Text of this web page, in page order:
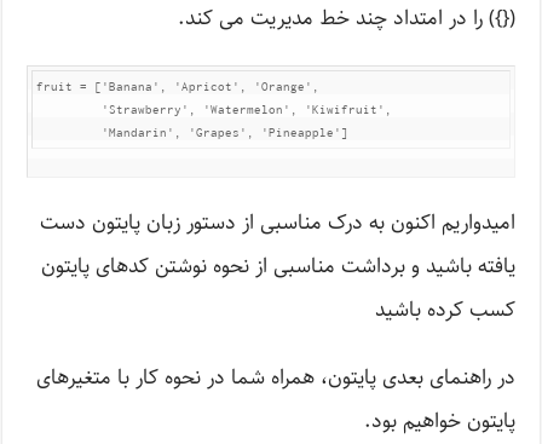
({}) را در امتداد چند خط مدیریت می کند.
fruit = ['Banana', 'Apricot', 'Orange',
         'Strawberry', 'Watermelon', 'Kiwifruit',
         'Mandarin', 'Grapes', 'Pineapple']
امیدواریم اکنون به درک مناسبی از دستور زبان پایتون دست
یافته باشید و برداشت مناسبی از نحوه نوشتن کدهای پایتون
کسب کرده باشید
در راهنمای بعدی پایتون، همراه شما در نحوه کار با متغیرهای
پایتون خواهیم بود.